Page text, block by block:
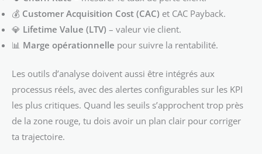
💰 Customer Acquisition Cost (CAC) et CAC Payback.
💎 Lifetime Value (LTV) – valeur vie client.
📊 Marge opérationnelle pour suivre la rentabilité.
Les outils d’analyse doivent aussi être intégrés aux
processus réels, avec des alertes configurables sur les KPI
les plus critiques. Quand les seuils s’approchent trop près
de la zone rouge, tu dois avoir un plan clair pour corriger
ta trajectoire.